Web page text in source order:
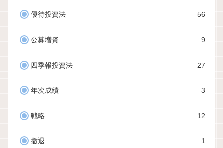
優待投資法 56
公募増資 9
四季報投資法 27
年次成績 3
戦略 12
撤退 1